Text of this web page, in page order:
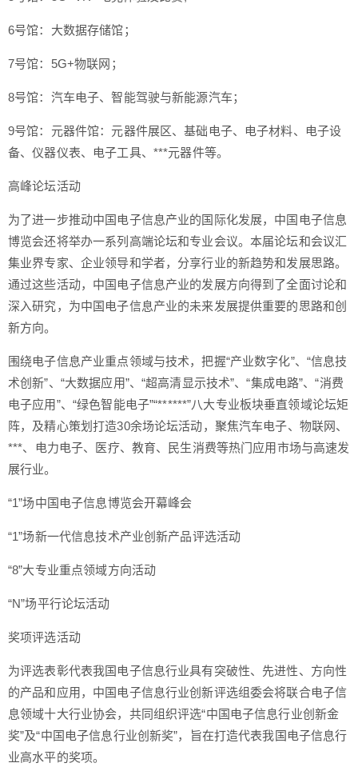
6号馆：大数据存储馆；
7号馆：5G+物联网；
8号馆：汽车电子、智能驾驶与新能源汽车；
9号馆：元器件馆：元器件展区、基础电子、电子材料、电子设
备、仪器仪表、电子工具、***元器件等。
高峰论坛活动
为了进一步推动中国电子信息产业的国际化发展，中国电子信息
博览会还将举办一系列高端论坛和专业会议。本届论坛和会议汇
集业界专家、企业领导和学者，分享行业的新趋势和发展思路。
通过这些活动，中国电子信息产业的发展方向得到了全面讨论和
深入研究，为中国电子信息产业的未来发展提供重要的思路和创
新方向。
围绕电子信息产业重点领域与技术，把握“产业数字化”、“信息技
术创新”、“大数据应用”、“超高清显示技术”、“集成电路”、“消费
电子应用”、“绿色智能电子”“******”八大专业板块垂直领域论坛矩
阵，及精心策划打造30余场论坛活动，聚焦汽车电子、物联网、
***、电力电子、医疗、教育、民生消费等热门应用市场与高速发
展行业。
“1”场中国电子信息博览会开幕峰会
“1”场新一代信息技术产业创新产品评选活动
“8”大专业重点领域方向活动
“N”场平行论坛活动
奖项评选活动
为评选表彰代表我国电子信息行业具有突破性、先进性、方向性
的产品和应用，中国电子信息行业创新评选组委会将联合电子信
息领域十大行业协会，共同组织评选“中国电子信息行业创新金
奖”及“中国电子信息行业创新奖”，旨在打造代表我国电子信息行
业高水平的奖项。